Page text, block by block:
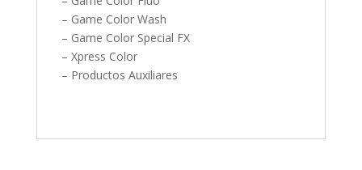
– Game Color Wash
– Game Color Special FX
– Xpress Color
– Productos Auxiliares